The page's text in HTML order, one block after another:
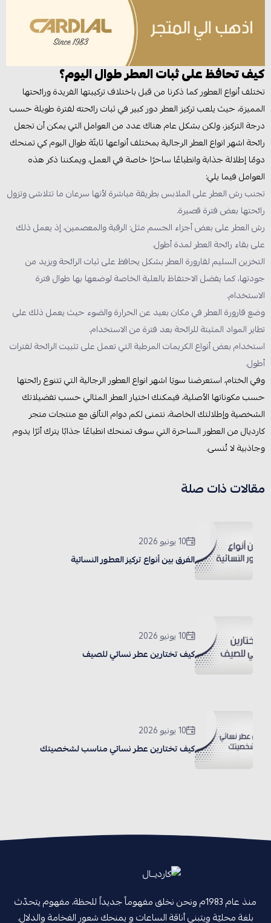
كيف تحافظ على ثبات العطر طوال اليوم؟
تختلف أنواع العطور كما ذكرنا من قبل باختلاف تركيبتها الفريدة ورائحتها
المميزة، حيث يلعب تركيز العطر دور كبير في ثبات رائحته لفترة طويلة حسب
درجة التركيز، ولكن بشكل عام هناك عدد من العوامل التي يمكن أن تجعل
رائحة اشهر انواع العطر الرجالية بمختلف أنواعها ثابتًة طوال اليوم كي تمنحك
دومًا إطلالة جذابة وانطباعًا ساحرًا خاصة في العمل، ويمكننا ذكر هذه
العوامل فيما يلي:
تجنب رش العطر على الملابس بطريقة مباشرة لأنها سرعان ما تتلاشى وتزول
رائحتها بعض فترة قصيرة.
رش العطر على بعض أجزاء الجسم مثل: الرقبة والمعصمين، إذ يعمل ذلك
على بقاء رائحة العطر لمدة أطول.
التخزين السليم لقارورة العطر بشكل يحافظ على ثبات الرائحة ويزيد من
جودتها، كما يفضل الاحتفاظ بالعلبة الخاصة لوضعها بها طوال فترة
الاستخدام.
وضع قارورة العطر في مكان بعيد عن الحرارة والضوء حيث يعمل ذلك على
تطاير المواد المثبتة للرائحة بعد فترة من الاستخدام.
استخدام بعض أنواع الكريمات المرطبة التي تعمل على تثبيت الرائحة لفترات
أطول.
وفي الختام، استعرضنا سويَا اشهر انواع العطور الرجالية التي تتنوع رائحتها
حسب مكوناتها الأصلية، فيمكنك اختيار العطر المثالي حسب تفضيلاتك
الشخصية وإطلالتك الخاصة، نتمنى لكم دوام التألق مع منتجات متجر
كارديال من العطور الساحرة التي سوف تمنحك انطباعًا جذابًا يترك أثرًا يدوم
وجاذبية لا تُنسى.
مقالات ذات صلة
10 يونيو 2026
الفرق بين أنواع تركيز العطور النسائية
10 يونيو 2026
كيف تختارين عطر نسائي للصيف
10 يونيو 2026
كيف تختارين عطر نسائي مناسب لشخصيتك
منذ عام 1983م ونحن نخلق مفهوماً جديداً للحظة، مفهوم يتحدّث
بلغة محليّة ويتبنى أناقة الساعات و يمنحك شعور الفخامة والدلال.